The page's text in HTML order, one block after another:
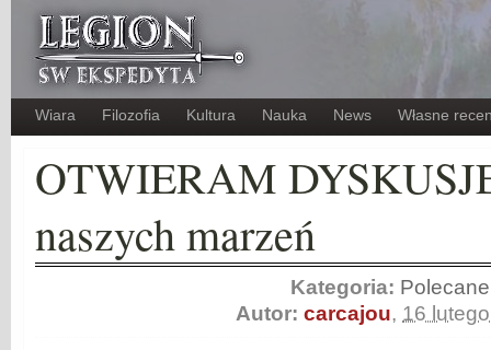
Wiara Filozofia Kultura Nauka News Własne
OTWIERAM
naszych marzeń
Kategoria: Polecane
Autor:carcajou, 16